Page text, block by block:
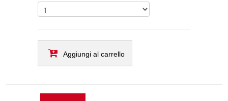
Aggiungi al carrello